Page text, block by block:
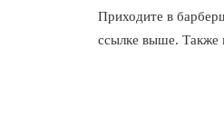
Приходите в
ссылке выше. Также